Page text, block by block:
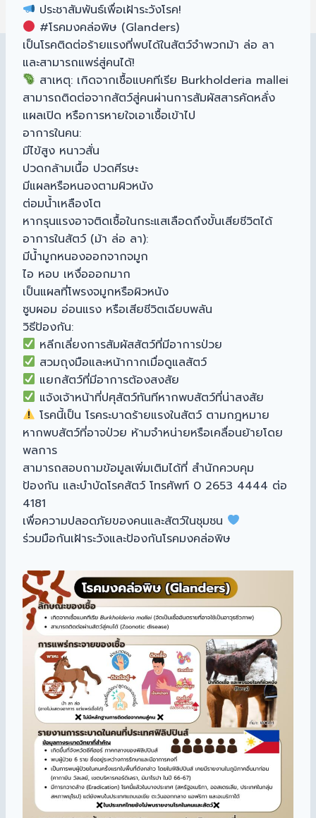
ประชาสัมพันธ์เพื่อเฝ้าระวังโรค!
#โรคมงคล่อพิษ (Glanders)
เป็นโรคติดต่อร้ายแรงที่พบได้ในสัตว์จำพวกม้า ล่อ ลา
และสามารถแพร่สู่คนได้!
สาเหตุ: เกิดจากเชื้อแบคทีเรีย Burkholderia mallei
สามารถติดต่อจากสัตว์สู่คนผ่านการสัมผัสสารคัดหลั่ง
แผลเปิด หรือการหายใจเอาเชื้อเข้าไป
อาการในคน:
มีไข้สูง หนาวสั่น
ปวดกล้ามเนื้อ ปวดศีรษะ
มีแผลหรือหนองตามผิวหนัง
ต่อมน้ำเหลืองโต
หากรุนแรงอาจติดเชื้อในกระแสเลือดถึงขั้นเสียชีวิตได้
อาการในสัตว์ (ม้า ล่อ ลา):
มีน้ำมูกหนองออกจากจมูก
ไอ หอบ เหงื่อออกมาก
เป็นแผลที่โพรงจมูกหรือผิวหนัง
ซูบผอม อ่อนแรง หรือเสียชีวิตเฉียบพลัน
วิธีป้องกัน:
หลีกเลี่ยงการสัมผัสสัตว์ที่มีอาการป่วย
สวมถุงมือและหน้ากากเมื่อดูแลสัตว์
แยกสัตว์ที่มีอาการต้องสงสัย
แจ้งเจ้าหน้าที่ปศุสัตว์ทันทีหากพบสัตว์ที่น่าสงสัย
โรคนี้เป็น โรคระบาดร้ายแรงในสัตว์ ตามกฎหมาย
หากพบสัตว์ที่อาจป่วย ห้ามจำหน่ายหรือเคลื่อนย้ายโดย
พลการ
สามารถสอบถามข้อมูลเพิ่มเติมได้ที่ สำนักควบคุม
ป้องกัน และบำบัดโรคสัตว์ โทรศัพท์ 0 2653 4444 ต่อ
4181
เพื่อความปลอดภัยของคนและสัตว์ในชุมชน
ร่วมมือกันเฝ้าระวังและป้องกันโรคมงคล่อพิษ